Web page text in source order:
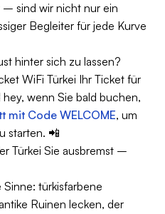
sind wir nicht nur ein
Begleiter für jede Kurve
hinter sich zu lassen?
WiFi Türkei Ihr Ticket für
wenn Sie bald buchen,
mit Code WELCOME, um
starten. 📲
Türkei Sie ausbremst –
Sinne: türkisfarbene
Ruinen lecken, der